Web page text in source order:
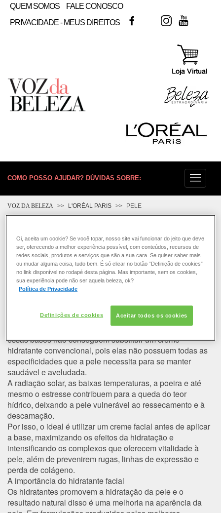
QUEM SOMOS
FALE CONOSCO
PRIVACIDADE - MEUS DIREITOS
FACEBOOKTWITTERINSTAGRAM
COMO POSSO AJUDAR? DÚVIDAS SOBRE:
CABELO
SOLAR
CONSULTORIA DE PRODUTOS LOREAL PARIS
VOZ DA BELEZA L'ORÉAL PARIS PELE
Se eu utilizar uma base
hidratante, devo, mesmo assim,
aplicar um creme hidratante?
A utilização de bases hidratantes para maquiagem tornou-
“multifuncionais”, capazes de aliar várias propriedades em
uma única formulação.
Mesmo possuindo diversos ativos para hidratar a pele,
essas bases não conseguem substituir um creme
hidratante convencional, pois elas não possuem todas as
especificidades que a pele necessita para se manter
saudável e aveludada.
A radiação solar, as baixas temperaturas, a poeira e até
mesmo o estresse contribuem para a queda do teor
hídrico, deixando a pele vulnerável ao ressecamento e à
descamação.
Por isso, o ideal é utilizar um creme facial antes de aplicar
a base, maximizando os efeitos da hidratação e
intensificando os complexos que oferecem vitalidade à
pele, além de prevenirem rugas, linhas de expressão e
perda de colágeno.
A importância do hidratante facial
Os hidratantes promovem a hidratação da pele e o
resultado natural disso é uma melhoria na aparência da
Oi, aceita um cookie? Se você topar, nosso site vai funcionar do jeito que deve
ser, oferecendo a melhor experiência possível, com conteúdos, recursos de
redes sociais, produtos e serviços que são a sua cara. Se quiser saber mais
ou mudar alguma coisa, tudo bem. É só clicar no botão “Definição de cookies”
no link disponível no rodapé desta página. Mas importante, sem os cookies,
sua experiência pode não ser aquela beleza, ok?
Política de Privacidade
Definições de cookies Aceitar todos os cookies